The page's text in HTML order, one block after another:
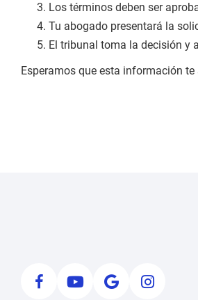
Los términos deben ser
Tu abogado presentará la
El tribunal toma la decisión y
Esperamos que esta información